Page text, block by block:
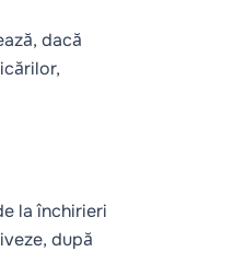
dacă
la închirieri
după